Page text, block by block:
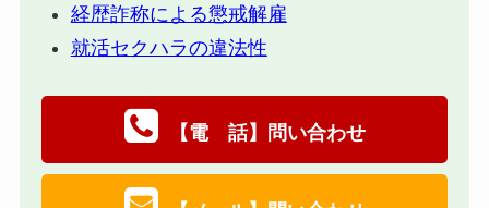
経歴詐称による懲戒解雇
就活セクハラの違法性
【電 話】問い合わせ